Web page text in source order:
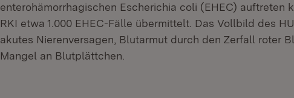
enterohämorrhagischen Escherichia coli (EHEC) auftreten
RKI etwa 1.000 EHEC-Fälle übermittelt. Das Vollbild des
akutes Nierenversagen, Blutarmut durch den Zerfall roter
Mangel an Blutplättchen.